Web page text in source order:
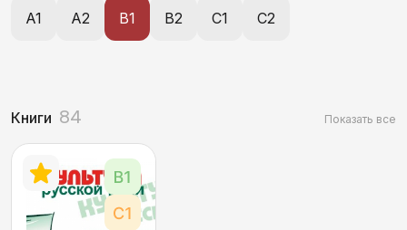
Словообразование
A1 A2 B1 B2 C1 C2
Книги 84 Показать все